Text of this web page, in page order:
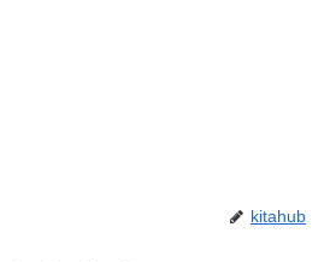
kitahub